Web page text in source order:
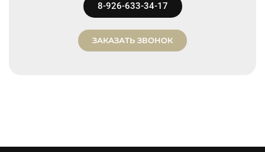
8-926-633-34-17
ЗАКАЗАТЬ ЗВОНОК